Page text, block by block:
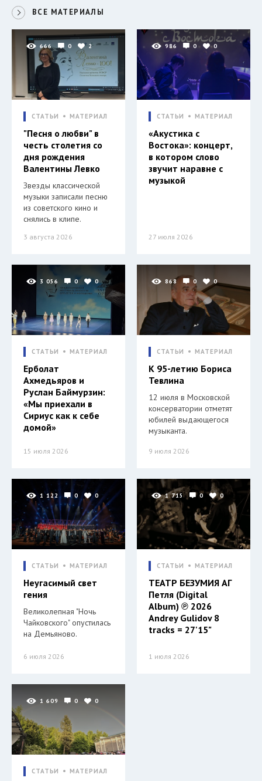
ВСЕ МАТЕРИАЛЫ
666 0 2
СТАТЬИ МАТЕРИАЛ
"Песня о любви" в
честь столетия со
дня рождения
Валентины Левко
Звезды классической
музыки записали песню
из советского кино и
снялись в клипе.
3 августа 2026
986 0 0
СТАТЬИ МАТЕРИАЛ
«Акустика с
Востока»: концерт,
в котором слово
звучит наравне с
музыкой
27 июля 2026
3 056 0 0
СТАТЬИ МАТЕРИАЛ
Ерболат
Ахмедьяров и
Руслан Баймурзин:
«Мы приехали в
Сириус как к себе
домой»
15 июля 2026
868 0 0
СТАТЬИ МАТЕРИАЛ
К 95-летию Бориса
Тевлина
12 июля в Московской
консерватории отметят
юбилей выдающегося
музыканта.
9 июля 2026
1 122 0 0
СТАТЬИ МАТЕРИАЛ
Неугасимый свет
гения
Великолепная "Ночь
Чайковского" опустилась
на Демьяново.
6 июля 2026
1 715 0 0
СТАТЬИ МАТЕРИАЛ
ТЕАТР БЕЗУМИЯ АГ
Петля (Digital
Album) ℗ 2026
Andrey Gulidov 8
tracks = 27'15"
1 июля 2026
1 609 0 0
СТАТЬИ МАТЕРИАЛ